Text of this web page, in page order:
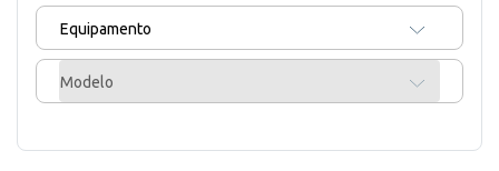
Equipamento
Modelo